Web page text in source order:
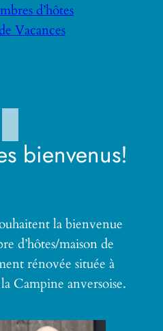
d’hôtes
Vacances
bienvenus!
la bienvenue
d’hôtes/maison de
rénovée située à
Campine anversoise.